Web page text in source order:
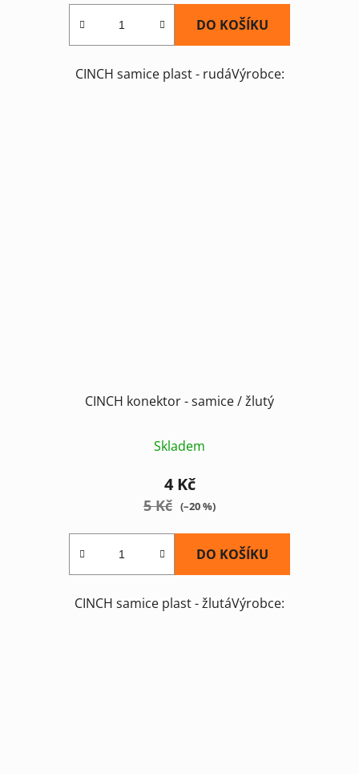
DO KOŠÍKU
CINCH samice plast - rudáVýrobce:
CINCH konektor - samice / žlutý
Skladem
4 Kč
5 Kč (–20 %)
DO KOŠÍKU
CINCH samice plast - žlutáVýrobce: